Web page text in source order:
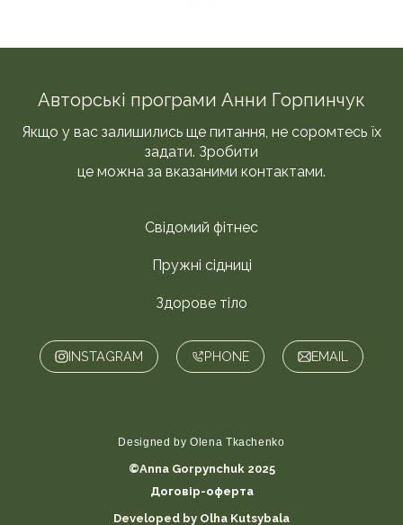
Авторські програми Анни Горпинчук
Якщо у вас залишились ще питання, не соромтесь їх
задати. Зробити
це можна за вказаними контактами.
Свідомий фітнес
Пружні сідниці
Здорове тіло
INSTAGRAM PHONE EMAIL
Designed by Olena Tkachenko
©Anna Gorpynchuk 2025
Договір-оферта
Developed by Olha Kutsybala